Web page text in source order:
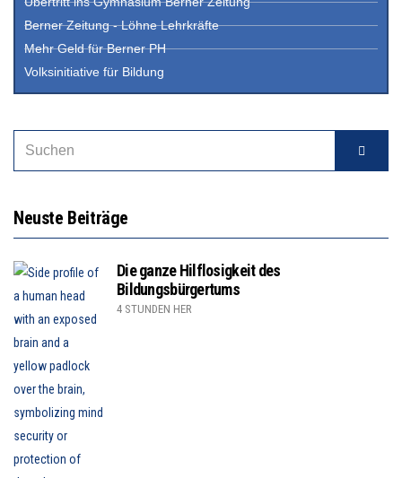
Berner Zeitung - Löhne Lehrkräfte
Mehr Geld für Berner PH
Volksinitiative für Bildung
Neuste Beiträge
Die ganze Hilflosigkeit des
Bildungsbürgertums
4 STUNDEN HER